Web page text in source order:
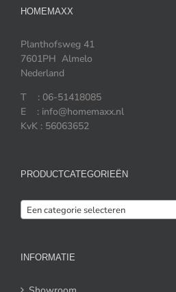
HOMEMAXX
Planthofsweg 41
7601PH Almelo
Nederland
T : 06-51418085
E : info@homemaxx.nl
KvK : 56063652
PRODUCTCATEGORIEËN
Een categorie selecteren
INFORMATIE